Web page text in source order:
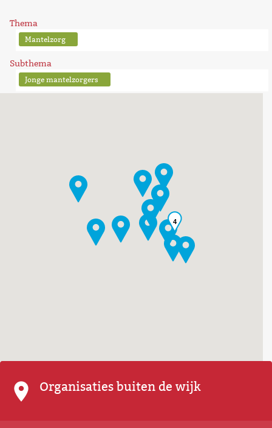
Thema
Mantelzorg
Subthema
Jonge mantelzorgers
4
Organisaties buiten de wijk